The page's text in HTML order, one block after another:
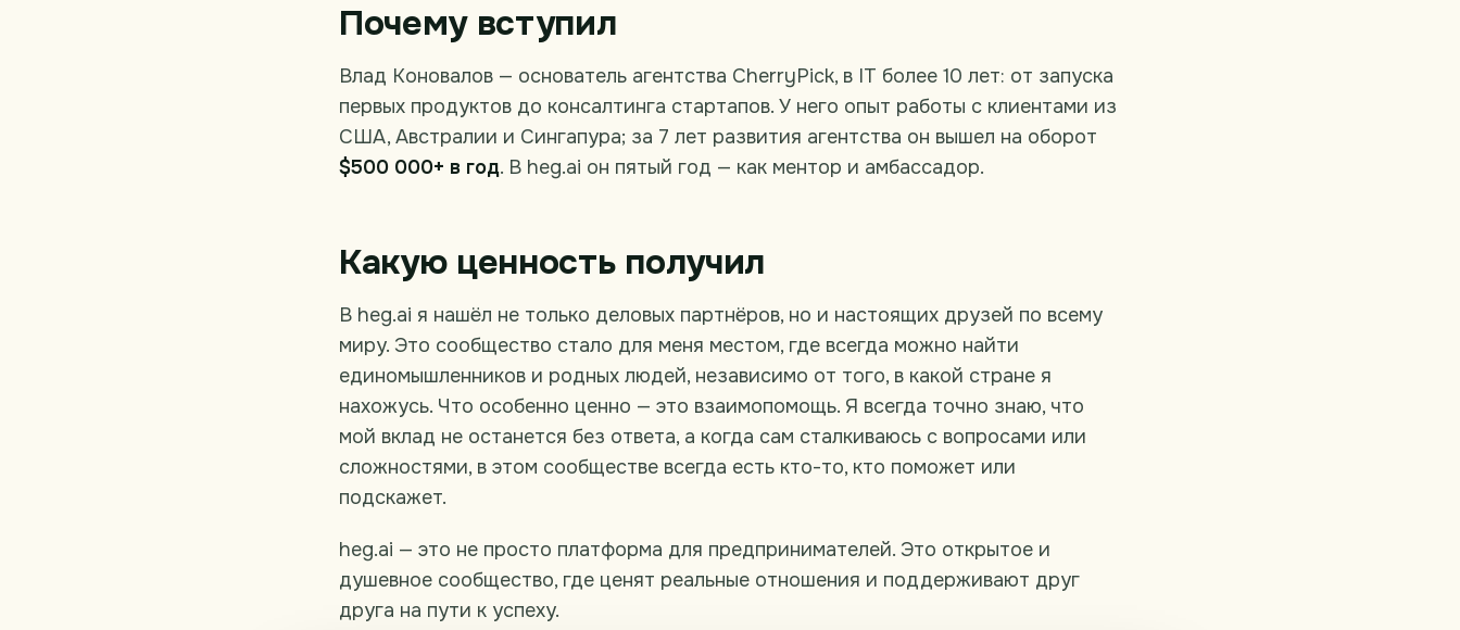
Почему вступил
Влад Коновалов — основатель агентства CherryPick, в IT более 10 лет: от запуска
первых продуктов до консалтинга стартапов. У него опыт работы с клиентами из
США, Австралии и Сингапура; за 7 лет развития агентства он вышел на оборот
$500 000+ в год. В heg.ai он пятый год — как ментор и амбассадор.
Какую ценность получил
В heg.ai я нашёл не только деловых партнёров, но и настоящих друзей по всему
миру. Это сообщество стало для меня местом, где всегда можно найти
единомышленников и родных людей, независимо от того, в какой стране я
нахожусь. Что особенно ценно — это взаимопомощь. Я всегда точно знаю, что
мой вклад не останется без ответа, а когда сам сталкиваюсь с вопросами или
сложностями, в этом сообществе всегда есть кто-то, кто поможет или
подскажет.
heg.ai — это не просто платформа для предпринимателей. Это открытое и
душевное сообщество, где ценят реальные отношения и поддерживают друг
друга на пути к успеху.